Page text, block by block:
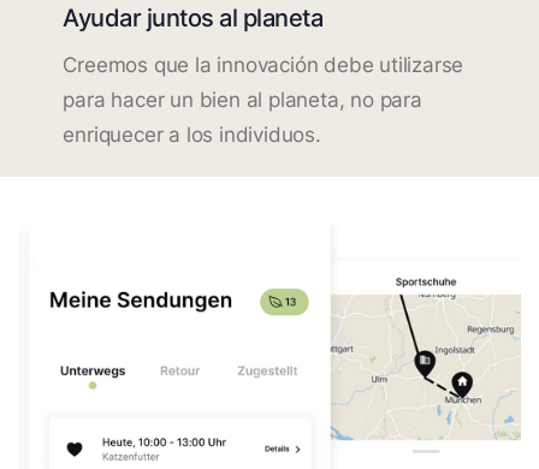
Ayudar juntos al planeta
Creemos que la innovación debe utilizarse
para hacer un bien al planeta, no para
enriquecer a los individuos.